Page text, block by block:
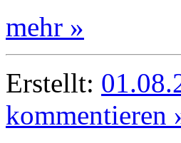
mehr »
Erstellt:
kommentieren